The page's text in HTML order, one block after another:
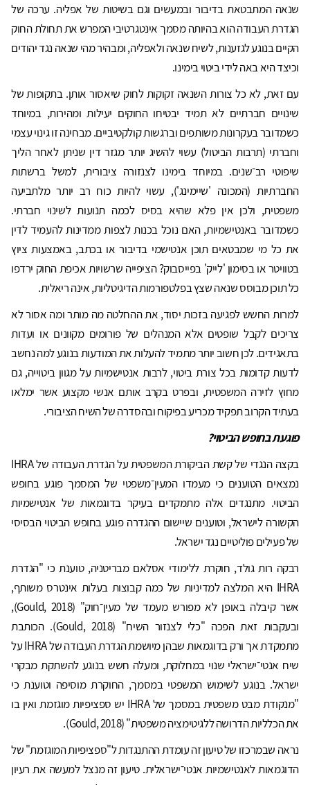
שנאה המתבטאת בדיבור ובמעשים וגם בשיטות של אפליה. ערכה של
הגדרת העבודה הוא בהיותה מסמך אינטגרטיבי המפרש את תחולת החוק
הקיים בנוגע לגזענות, לשיח שנאה ולאפליה, ומבהיר מהי שנאה נגד יהודים
וכיצד היא באה לידי ביטוי בימינו.
עם זאת, לא כל צורות השנאה זקוקות לחוק שיאסור אותן. בתקופות של
שינויים חברתיים לא תמיד יבטיחו החוקים יעילות ומהירות, במיוחד
כשמדובר בעקרונות משותפים וברגשות קולקטיביים. מבחינה זו גינוי עצמי
וחברתי (תרבות הביטול) עשוי להשיג יותר מגזר דין שניתן לאחר הליך
שיפוטי רב־שנים. במיוחד בימינו לצנזורה ציבורית, למשל ברשתות
החברתיות (המכונה 'שיימינג'), עשוי להיות כוח רב יותר מלתביעה
משפטית, ולכן אין פלא שהיא בסיס לכמה תנועות לשינוי חברתי.
כשמדובר באנטישמיות, האם נוכל בכנות לצפות ממדינות להעמיד לדין
את כל מי שמבטאים תוכן אנטישמי בדיבור או בכתב, באמצעות ציוץ
בטוויטר או בסימון 'לייק' בפייסבוק? הציפייה שרשויות אכיפת החוק ירדפו
כל תוכן מבוסס שנאה שצץ בפלטפורמות הדיגיטליות, אינה ריאלית.
למרות החשש לפגיעה בזכות יסוד, את ההחלטה מה מותר ומה אסור לא
צריכים לקבל שופטים אלא המנהלים של פורומים מקוונים או ועדות
בתאגידים. לכן חשוב יותר מתמיד להעלות את המודעות בנוגע למה נחשב
לדעות קדומות בכל צורת ביטוי, לרבות אנטישמיות על מגוון ביטוייה, גם
מחוץ לזירה המשפטית, ובפרט בקרב אותם אנשי מקצוע אשר ימלאו
בעתיד הקרוב תפקיד מכריע בפיקוח ובהסדרה של השיח הציבורי.
פוגעת בחופש הביטוי?
בקצה הנגדי של קשת הביקורת המשפטית על הגדרת העבודה של IHRA
נמצאים הטוענים כי מעמדו המעין־משפטי של המסמך פוגע בחופש
הביטוי. מתנגדים אלה מתמקדים בעיקר בדוגמאות של אנטישמיות
הקשורה לישראל, וטוענים שיישום ההגדרה פוגע בחופש הביטוי הבסיסי
של פעילים פוליטיים נגד ישראל.
רבקה רות גולד, חוקרת ללימודי אסלאם מבריטניה, טוענת כי "הגדרת
IHRA היא המלצה למדיניות של כמה קבוצות בעלות אינטרס משותף,
אשר קיבלה באופן לא מפורש מעמד של מעין־חוק" (Gould, 2018),
ובעקבות זאת הפכה "כלי לצנזור השיח" (Gould, 2018). הכותבת
מתמקדת אך ורק בדוגמאות שבהן מיושמת הגדרת העבודה של IHRA על
שיח אנטי־ישראלי שנוי במחלוקת, ומעלה חשש בנוגע להשתקת מבקרי
ישראל. בנוגע לשימוש המשפטי במסמך, החוקרת מוסיפה וטוענת כי
"מנקודת מבט משפטית במסמך של IHRA יש ספציפיות מוגזמת ואין בו
את הכלליות הדרושה ללגיטימציה משפטית" (Gould, 2018).
נראה שבמרכזו של טיעון זה עומדת ההתנגדות ל"ספציפיות המוגזמת" של
הדוגמאות לאנטישמיות אנטי־ישראלית. טיעון זה מנצל למעשה את רעיון